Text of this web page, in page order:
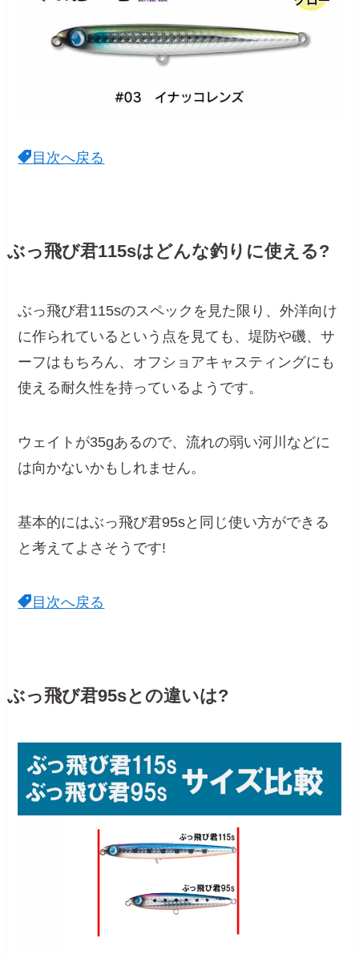
目次へ戻る
ぶっ飛び君115sはどんな釣りに使える?
ぶっ飛び君115sのスペックを見た限り、外洋向け
に作られているという点を見ても、堤防や磯、サ
ーフはもちろん、オフショアキャスティングにも
使える耐久性を持っているようです。
ウェイトが35gあるので、流れの弱い河川などに
は向かないかもしれません。
基本的にはぶっ飛び君95sと同じ使い方ができる
と考えてよさそうです!
目次へ戻る
ぶっ飛び君95sとの違いは?